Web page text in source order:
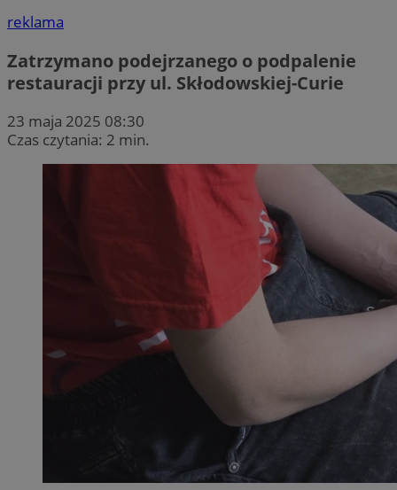
reklama
Zatrzymano podejrzanego o podpalenie
restauracji przy ul. Skłodowskiej-Curie
23 maja 2025 08:30
Czas czytania: 2 min.